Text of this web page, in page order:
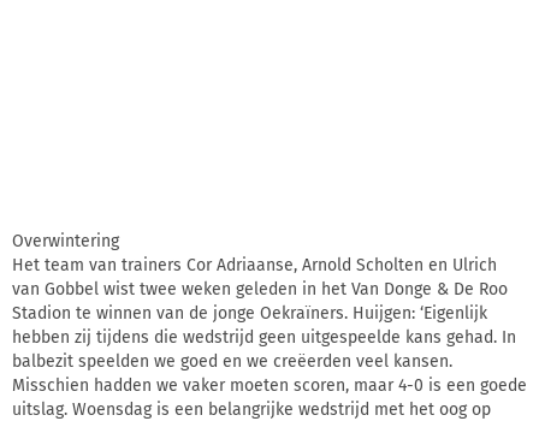
Overwintering
Het team van trainers Cor Adriaanse, Arnold Scholten en Ulrich
van Gobbel wist twee weken geleden in het Van Donge & De Roo
Stadion te winnen van de jonge Oekraïners. Huijgen: ‘Eigenlijk
hebben zij tijdens die wedstrijd geen uitgespeelde kans gehad. In
balbezit speelden we goed en we creëerden veel kansen.
Misschien hadden we vaker moeten scoren, maar 4-0 is een goede
uitslag. Woensdag is een belangrijke wedstrijd met het oog op